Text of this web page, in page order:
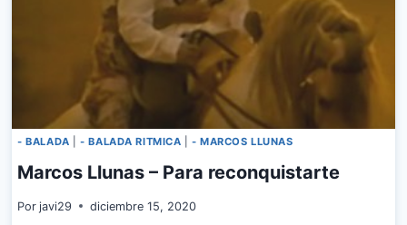
- BALADA |- BALADA RITMICA |- MARCOS LLUNAS
Marcos Llunas – Para reconquistarte
Por javi29 diciembre 15, 2020